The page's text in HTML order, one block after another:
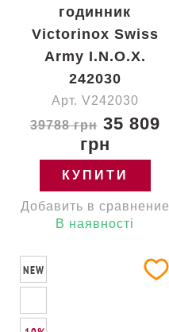
годинник
Victorinox Swiss
Army I.N.O.X.
242030
Арт. V242030
39788 грн35 809
грн
КУПИТИ
Добавить в сравнение
В наявності
NEW